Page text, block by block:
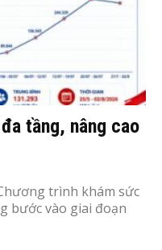
tầng, nâng cao
trình khám sức
bước vào giai đoạn